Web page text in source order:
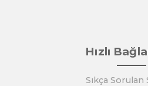
Hızlı
Sıkça Sorulan